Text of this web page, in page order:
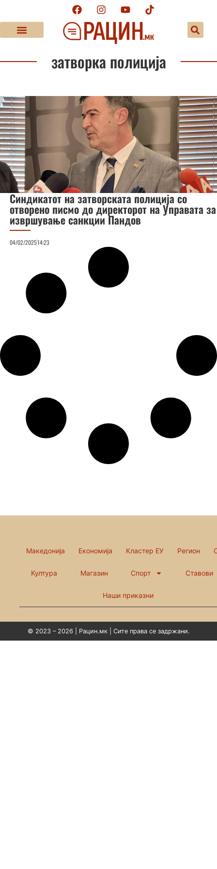
затворка полиција
Синдикатот на затворската полиција со
отворено писмо до директорот на Управата за
извршување санкции Пандов
04/02/202514:23
Македонија Економија Кластер ЕУ Регион
Култура Магазин Спорт Ставови
Наши приказни
© 2023 – 2026 | Рацин.мк | Сите права се задржани.